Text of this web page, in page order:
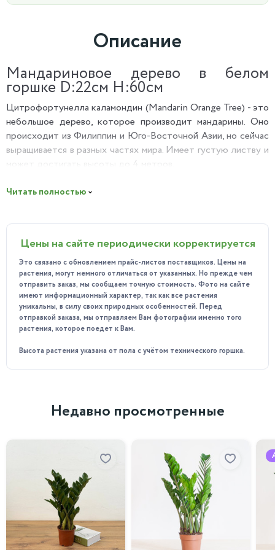
Описание
Мандариновое дерево в белом
горшке D:22см H:60см
Цитрофортунелла каламондин (Mandarin Orange Tree) - это
небольшое дерево, которое производит мандарины. Оно
происходит из Филиппин и Юго-Восточной Азии, но сейчас
выращивается в разных частях мира. Имеет густую листву и
может достигать высоты до 4 метров.
Плоды его являются одними из самых сладких и ароматных
кислоты. Также содержат антиоксиданты, которые
Мы рекомендуем:не употреблять плоды из первого
урожая после приобретения дерева. Так как они могут
содержать вредные вещества, исходя из тех удобрений,
которые использовались на старте роста дерева. Второй
урожай, полученный Вами, безопасен, более того,полезен
Кроме того, мандариновое дерево имеет медицинские
антибактериального и противовоспалительного средства.
Требование к освещенности
Светолюбивые, требуется рассеянный свет, прямые
солнечные лучи «нет».
Требование к поливу
Читать полностью
Цены на сайте периодически корректируется
Это связано с обновлением прайс-листов поставщиков. Цены на
растения, могут немного отличаться от указанных. Но прежде чем
отправить заказ, мы сообщаем точную стоимость. Фото на сайте
имеют информационный характер, так как все растения
уникальны, в силу своих природных особенностей. Перед
отправкой заказа, мы отправляем Вам фотографии именно того
растения, которое поедет к Вам.
Высота растения указана от пола с учётом технического горшка.
Недавно просмотренные